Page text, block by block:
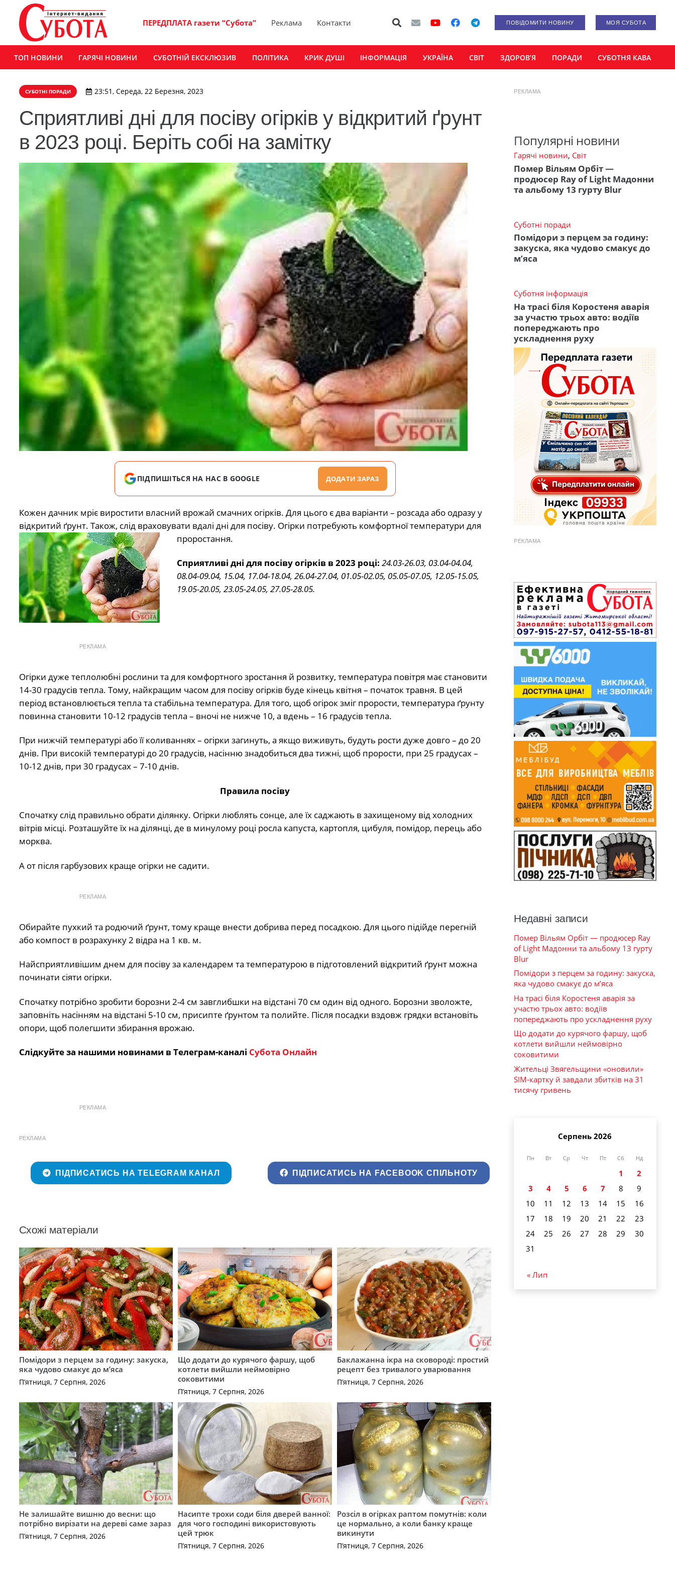
ПЕРЕДПЛАТА газети “Субота” Реклама Контакти ПОВІДОМИТИ НОВИНУ МОЯ СУБОТА
ТОП НОВИНИ ГАРЯЧІ НОВИНИ СУБОТНІЙ ЕКСКЛЮЗИВ ПОЛІТИКА КРИК ДУШІ ІНФОРМАЦІЯ УКРАЇНА СВІТ ЗДОРОВ’Я ПОРАДИ СУБОТНЯ КАВА
СУБОТНІ ПОРАДИ 23:51, Середа, 22 Березня, 2023
Сприятливі дні для посіву огірків у відкритий ґрунт
в 2023 році. Беріть собі на замітку
ПІДПИШІТЬСЯ НА НАС В GOOGLE ДОДАТИ ЗАРАЗ
Кожен дачник мріє виростити власний врожай смачних огірків. Для цього є два варіанти – розсада або одразу у
відкритий ґрунт. Також, слід враховувати вдалі дні для посіву. Огірки потребують комфортної температури для
проростання.
Сприятливі дні для посіву огірків в 2023 році: 24.03-26.03, 03.04-04.04,
08.04-09.04, 15.04, 17.04-18.04, 26.04-27.04, 01.05-02.05, 05.05-07.05, 12.05-15.05,
19.05-20.05, 23.05-24.05, 27.05-28.05.
РЕКЛАМА
Огірки дуже теплолюбні рослини та для комфортного зростання й розвитку, температура повітря має становити
14-30 градусів тепла. Тому, найкращим часом для посіву огірків буде кінець квітня – початок травня. В цей
період встановлюється тепла та стабільна температура. Для того, щоб огірок зміг прорости, температура ґрунту
повинна становити 10-12 градусів тепла – вночі не нижче 10, а вдень – 16 градусів тепла.
При нижчій температурі або її коливаннях – огірки загинуть, а якщо виживуть, будуть рости дуже довго – до 20
днів. При високій температурі до 20 градусів, насінню знадобиться два тижні, щоб прорости, при 25 градусах –
10-12 днів, при 30 градусах – 7-10 днів.
Правила посіву
Спочатку слід правильно обрати ділянку. Огірки люблять сонце, але їх саджають в захищеному від холодних
вітрів місці. Розташуйте їх на ділянці, де в минулому році росла капуста, картопля, цибуля, помідор, перець або
морква.
А от після гарбузових краще огірки не садити.
РЕКЛАМА
Обирайте пухкий та родючий ґрунт, тому краще внести добрива перед посадкою. Для цього підійде перегній
або компост в розрахунку 2 відра на 1 кв. м.
Найсприятливішим днем для посіву за календарем та температурою в підготовлений відкритий ґрунт можна
починати сіяти огірки.
Спочатку потрібно зробити борозни 2-4 см завглибшки на відстані 70 см один від одного. Борозни зволожте,
заповніть насінням на відстані 5-10 см, присипте ґрунтом та полийте. Після посадки вздовж грядки встановіть
опори, щоб полегшити збирання врожаю.
Слідкуйте за нашими новинами в Телеграм-каналі Субота Онлайн
РЕКЛАМА
РЕКЛАМА
ПІДПИСАТИСЬ НА TELEGRAM КАНАЛ ПІДПИСАТИСЬ НА FACEBOOK СПІЛЬНОТУ
Схожі матеріали
Помідори з перцем за годину: закуска,
яка чудово смакує до м’яса
П’ятниця, 7 Серпня, 2026
Що додати до курячого фаршу, щоб
котлети вийшли неймовірно
соковитими
П’ятниця, 7 Серпня, 2026
Баклажанна ікра на сковороді: простий
рецепт без тривалого уварювання
П’ятниця, 7 Серпня, 2026
Не залишайте вишню до весни: що
потрібно вирізати на дереві саме зараз
П’ятниця, 7 Серпня, 2026
Насипте трохи соди біля дверей ванної:
для чого господині використовують
цей трюк
П’ятниця, 7 Серпня, 2026
Розсіл в огірках раптом помутнів: коли
це нормально, а коли банку краще
викинути
П’ятниця, 7 Серпня, 2026
РЕКЛАМА
Популярні новини
Гарячі новини, Світ
Помер Вільям Орбіт —
продюсер Ray of Light Мадонни
та альбому 13 гурту Blur
Суботні поради
Помідори з перцем за годину:
закуска, яка чудово смакує до
м’яса
Суботня інформація
На трасі біля Коростеня аварія
за участю трьох авто: водіїв
попереджають про
ускладнення руху
РЕКЛАМА
Недавні записи
Помер Вільям Орбіт — продюсер Ray
of Light Мадонни та альбому 13 гурту
Blur
Помідори з перцем за годину: закуска,
яка чудово смакує до м’яса
На трасі біля Коростеня аварія за
участю трьох авто: водіїв
попереджають про ускладнення руху
Що додати до курячого фаршу, щоб
котлети вийшли неймовірно
соковитими
Жительці Звягельщини «оновили»
SIM-картку й завдали збитків на 31
тисячу гривень
Серпень 2026
Пн Вт Ср Чт Пт Сб Нд
1
2
3
4 5 6 7 8
9
10
11 12 13 14 15
16
17
18 19 20 21 22
23
24
25 26 27 28 29
30
31
« Лип